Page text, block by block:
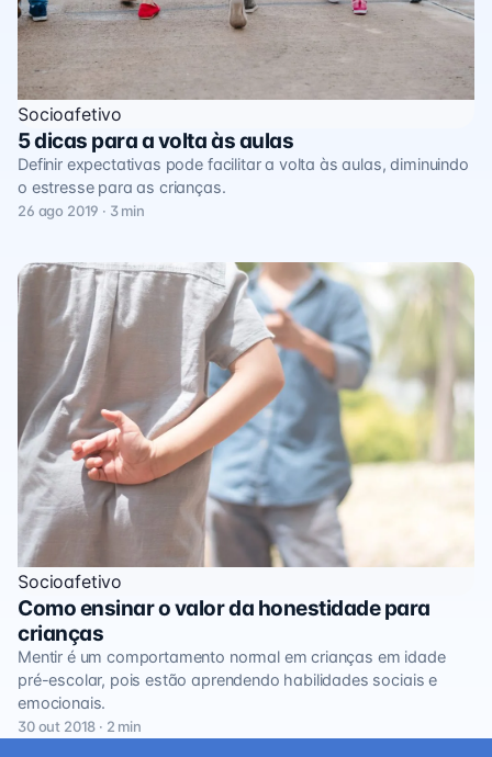
Socioafetivo
5 dicas para a volta às aulas
Definir expectativas pode facilitar a volta às aulas, diminuindo
o estresse para as crianças.
26 ago 2019 · 3 min
Socioafetivo
Como ensinar o valor da honestidade para
crianças
Mentir é um comportamento normal em crianças em idade
pré-escolar, pois estão aprendendo habilidades sociais e
emocionais.
30 out 2018 · 2 min